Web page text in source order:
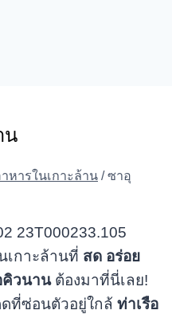
น
หารในเกาะล้าน / ซาอุ
เกาะล้านที่ สด อร่อย
คิวนานต้องมาที่นี่เลย!
ดที่ซ่อนตัวอยู่ใกล้ ท่าเรือ